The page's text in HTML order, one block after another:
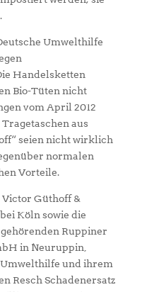
Umwelthilfe
Handelsketten
Bio-Tüten nicht
vom April 2012
aus
seien nicht wirklich
normalen
Vorteile.
Güthoff &
Köln sowie die
Ruppiner
in Neuruppin,
und ihrem
Resch Schadenersatz